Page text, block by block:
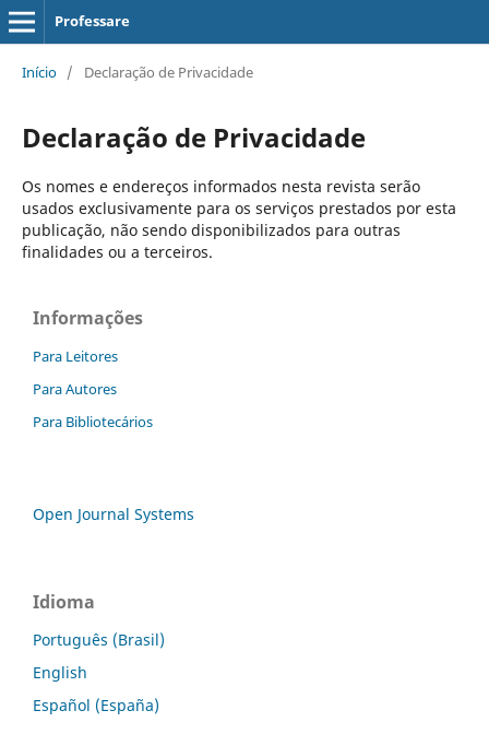
Professare
Início / Declaração de Privacidade
Declaração de Privacidade
Os nomes e endereços informados nesta revista serão
usados exclusivamente para os serviços prestados por esta
publicação, não sendo disponibilizados para outras
finalidades ou a terceiros.
Informações
Para Leitores
Para Autores
Para Bibliotecários
Open Journal Systems
Idioma
Português (Brasil)
English
Español (España)